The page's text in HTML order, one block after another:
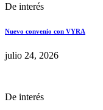
De interés
Nuevo convenio con VYRA
julio 24, 2026
De interés